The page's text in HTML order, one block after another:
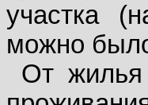
участка
можно
От жилья